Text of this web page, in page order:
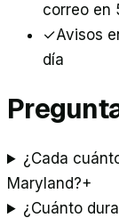
correo en
✓Avisos
día
¿Cada
Maryland?+
¿Cuánto